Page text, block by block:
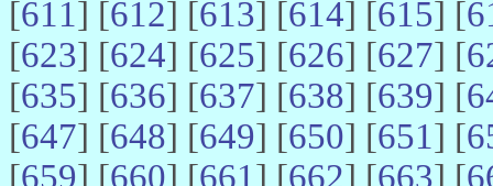
[611] [612] [613] [614] [615] [
[623] [624] [625] [626] [627] [
[635] [636] [637] [638] [639] [
[647] [648] [649] [650] [651] [
[659] [660] [661] [662] [663] [